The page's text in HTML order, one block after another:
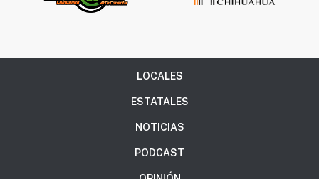
LOCALES
ESTATALES
NOTICIAS
PODCAST